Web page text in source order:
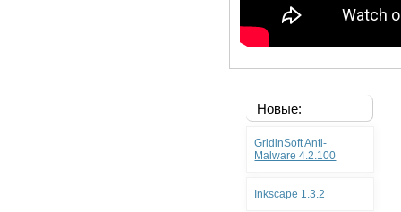
Новые:
GridinSoft Anti-
Malware 4.2.100
Inkscape 1.3.2